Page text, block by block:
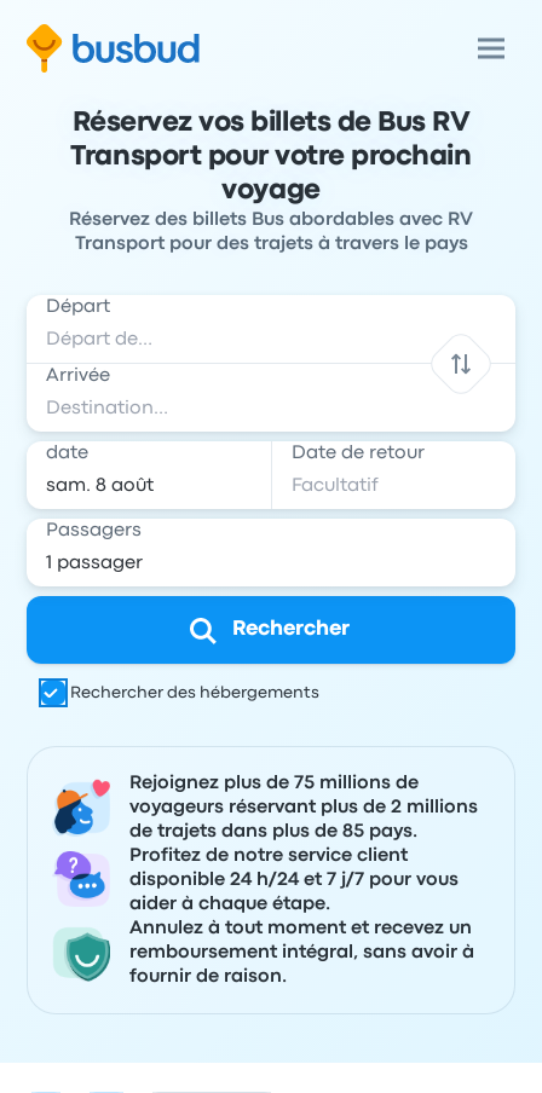
Réservez vos billets de Bus RV
Transport pour votre prochain
voyage
Réservez des billets Bus abordables avec RV
Transport pour des trajets à travers le pays
Départ
Arrivée
date Date de retour
Passagers
Rechercher
Rechercher des hébergements
Rejoignez plus de 75 millions de
voyageurs réservant plus de 2 millions
de trajets dans plus de 85 pays.
Profitez de notre service client
disponible 24 h/24 et 7 j/7 pour vous
aider à chaque étape.
Annulez à tout moment et recevez un
remboursement intégral, sans avoir à
fournir de raison.